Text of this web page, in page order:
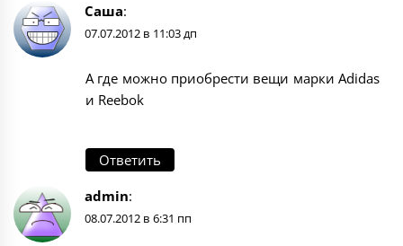
Саша:
07.07.2012 в 11:03 дп
А где можно приобрести вещи марки Adidas
и Reebok
Ответить
admin:
08.07.2012 в 6:31 пп